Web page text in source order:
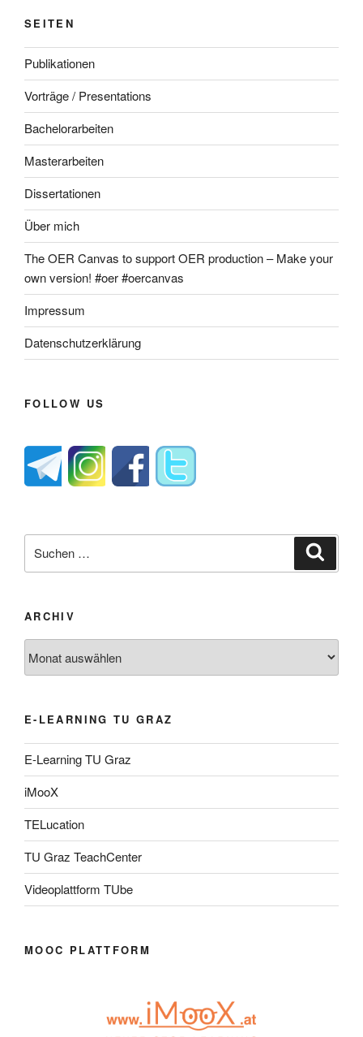
SEITEN
Publikationen
Vorträge / Presentations
Bachelorarbeiten
Masterarbeiten
Dissertationen
Über mich
The OER Canvas to support OER production – Make your
own version! #oer #oercanvas
Impressum
Datenschutzerklärung
FOLLOW US
nach:
ARCHIV
E-LEARNING TU GRAZ
E-Learning TU Graz
iMooX
TELucation
TU Graz TeachCenter
Videoplattform TUbe
MOOC PLATTFORM